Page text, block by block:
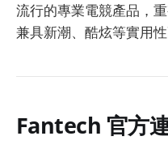
流行的專業電競產品，
兼具新潮、酷炫等實用性
Fantech 官方